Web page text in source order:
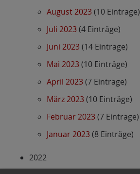
August 2023(10 Einträge)
Juli 2023(4 Einträge)
Juni 2023(14 Einträge)
Mai 2023(10 Einträge)
April 2023(7 Einträge)
März 2023(10 Einträge)
Februar 2023(7 Einträge)
Januar 2023(8 Einträge)
2022